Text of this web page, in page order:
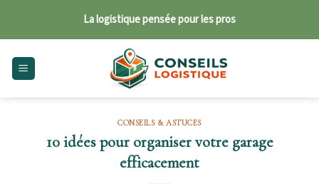
content
La logistique pensée pour les pros
CONSEILS & ASTUCES
10 idées pour organiser votre garage
efficacement